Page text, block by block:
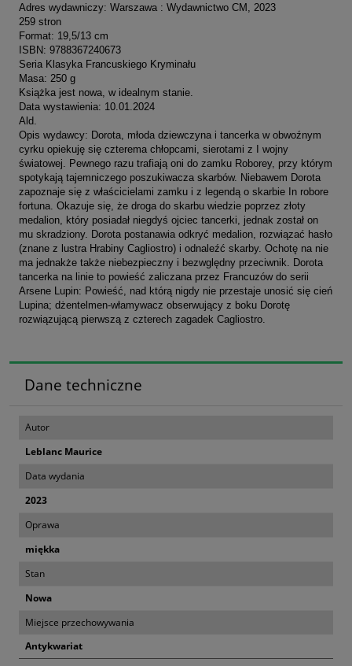
Adres wydawniczy: Warszawa : Wydawnictwo CM, 2023
259 stron
Format: 19,5/13 cm
ISBN: 9788367240673
Seria Klasyka Francuskiego Kryminału
Masa: 250 g
Książka jest nowa, w idealnym stanie.
Data wystawienia: 10.01.2024
Ald.
Opis wydawcy: Dorota, młoda dziewczyna i tancerka w obwoźnym
cyrku opiekuję się czterema chłopcami, sierotami z I wojny
światowej. Pewnego razu trafiają oni do zamku Roborey, przy którym
spotykają tajemniczego poszukiwacza skarbów. Niebawem Dorota
zapoznaje się z właścicielami zamku i z legendą o skarbie In robore
fortuna. Okazuje się, że droga do skarbu wiedzie poprzez złoty
medalion, który posiadał niegdyś ojciec tancerki, jednak został on
mu skradziony. Dorota postanawia odkryć medalion, rozwiązać hasło
(znane z lustra Hrabiny Cagliostro) i odnaleźć skarby. Ochotę na nie
ma jednakże także niebezpieczny i bezwględny przeciwnik. Dorota
tancerka na linie to powieść zaliczana przez Francuzów do serii
Arsene Lupin: Powieść, nad którą nigdy nie przestaje unosić się cień
Lupina; dżentelmen-włamywacz obserwujący z boku Dorotę
rozwiązującą pierwszą z czterech zagadek Cagliostro.
Dane techniczne
Autor
Leblanc Maurice
Data wydania
2023
Oprawa
miękka
Stan
Nowa
Miejsce przechowywania
Antykwariat